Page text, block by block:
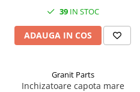
39IN STOC
ADAUGA IN COS
Granit Parts
Inchizatoare capota mare